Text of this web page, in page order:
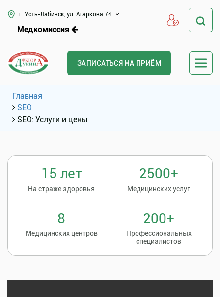
г. Усть-Лабинск, ул. Агаркова 74
Медкомиссия
ЗАПИСАТЬСЯ НА ПРИЁМ
Главная
SEO
SEO: Услуги и цены
15 лет
На страже здоровья
2500+
Медицинских услуг
8
Медицинских центров
200+
Профессиональных
специалистов